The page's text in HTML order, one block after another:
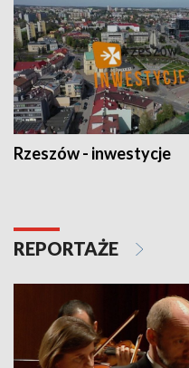
Rzeszów - inwestycje
REPORTAŻE